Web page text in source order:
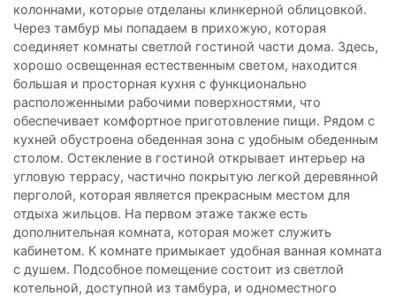
колоннами, которые отделаны клинкерной облицовкой.
Через тамбур мы попадаем в прихожую, которая
соединяет комнаты светлой гостиной части дома. Здесь,
хорошо освещенная естественным светом, находится
большая и просторная кухня с функционально
расположенными рабочими поверхностями, что
обеспечивает комфортное приготовление пищи. Рядом с
кухней обустроена обеденная зона с удобным обеденным
столом. Остекление в гостиной открывает интерьер на
угловую террасу, частично покрытую легкой деревянной
перголой, которая является прекрасным местом для
отдыха жильцов. На первом этаже также есть
дополнительная комната, которая может служить
кабинетом. К комнате примыкает удобная ванная комната
с душем. Подсобное помещение состоит из светлой
котельной, доступной из тамбура, и одноместного